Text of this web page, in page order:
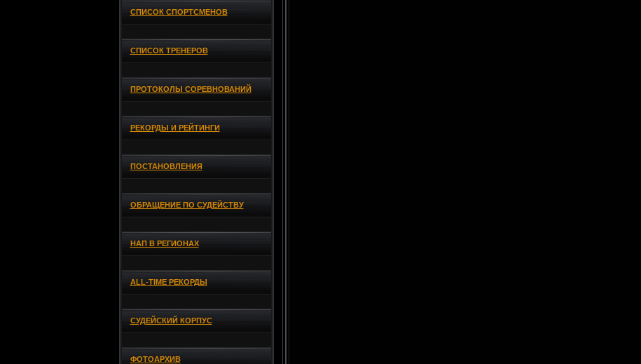
СПИСОК СПОРТСМЕНОВ
СПИСОК ТРЕНЕРОВ
ПРОТОКОЛЫ СОРЕВНОВАНИЙ
РЕКОРДЫ И РЕЙТИНГИ
ПОСТАНОВЛЕНИЯ
ОБРАЩЕНИЕ ПО СУДЕЙСТВУ
НАП В РЕГИОНАХ
ALL-TIME РЕКОРДЫ
СУДЕЙСКИЙ КОРПУС
ФОТОАРХИВ